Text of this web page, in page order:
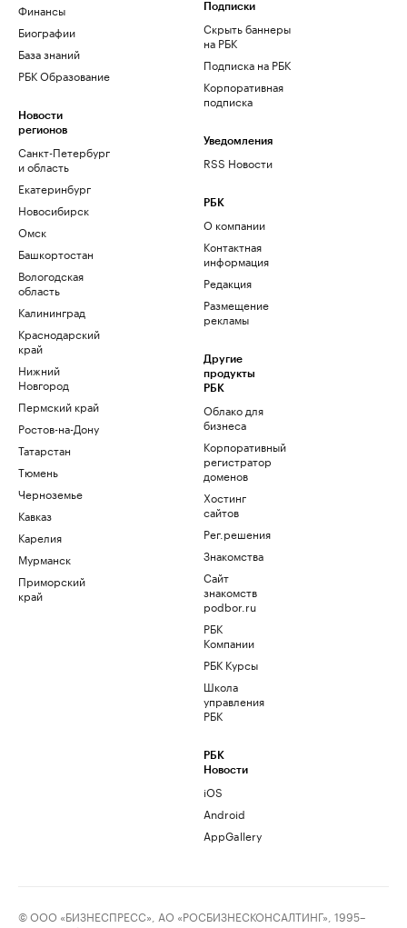
Финансы
Биографии
База знаний
РБК Образование
Новости
регионов
Санкт-Петербург
и область
Екатеринбург
Новосибирск
Омск
Башкортостан
Вологодская
область
Калининград
Краснодарский
край
Нижний
Новгород
Пермский край
Ростов-на-Дону
Татарстан
Тюмень
Черноземье
Кавказ
Карелия
Мурманск
Приморский
край
Подписки
Скрыть баннеры
на РБК
Подписка на РБК
Корпоративная
подписка
Уведомления
RSS Новости
РБК
О компании
Контактная
информация
Редакция
Размещение
рекламы
Другие
продукты
РБК
Облако для
бизнеса
Корпоративный
регистратор
доменов
Хостинг
сайтов
Рег.решения
Знакомства
Сайт
знакомств
podbor.ru
РБК
Компании
РБК Курсы
Школа
управления
РБК
РБК
Новости
iOS
Android
AppGallery
© ООО «БИЗНЕСПРЕСС», АО «РОСБИЗНЕСКОНСАЛТИНГ», 1995–